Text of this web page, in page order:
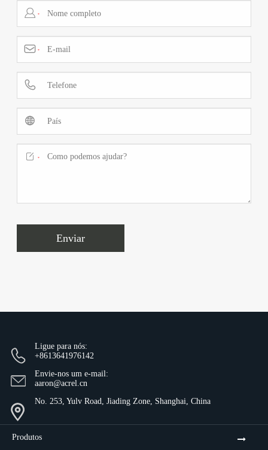
*
*


*
Enviar
Ligue para nós:
+8613641976142
Envie-nos um e-mail:
aaron@acrel.cn
No. 253, Yulv Road, Jiading Zone, Shanghai, China
Produtos